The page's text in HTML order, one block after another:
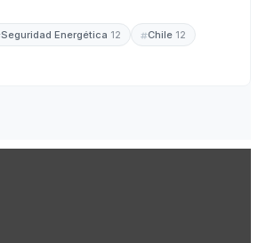
Seguridad Energética 12 Chile 12